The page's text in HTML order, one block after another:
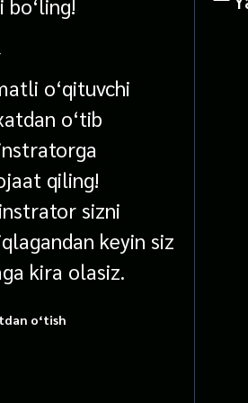
bo‘ling!
o‘qituvchi
o‘tib
qiling!
sizni
keyin siz
kira olasiz.
o‘tish